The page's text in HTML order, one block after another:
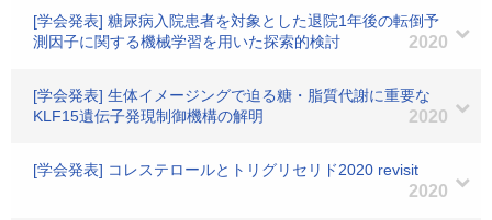
[学会発表] 糖尿病入院患者を対象とした退院1年後の転倒予
測因子に関する機械学習を用いた探索的検討
2020
[学会発表] 生体イメージングで迫る糖・脂質代謝に重要な
KLF15遺伝子発現制御機構の解明
2020
[学会発表] コレステロールとトリグリセリド2020 revisit
2020